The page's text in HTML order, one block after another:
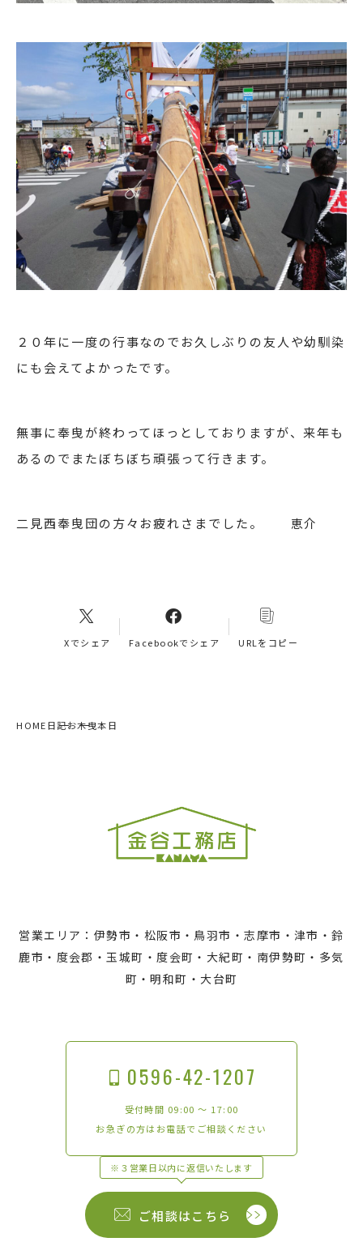
２０年に一度の行事なのでお久しぶりの友人や幼馴染
にも会えてよかったです。
無事に奉曳が終わってほっとしておりますが、来年も
あるのでまたぼちぼち頑張って行きます。
二見西奉曳団の方々お疲れさまでした。 恵介
Xでシェア Facebookでシェア URLをコピー
HOME日記お木曳本日
営業エリア：伊勢市・松阪市・鳥羽市・志摩市・津市・鈴
鹿市・度会郡・玉城町・度会町・大紀町・南伊勢町・多気
町・明和町・大台町
0596-42-1207
受付時間 09:00 〜 17:00
お急ぎの方はお電話でご相談ください
※３営業日以内に返信いたします
ご相談はこちら